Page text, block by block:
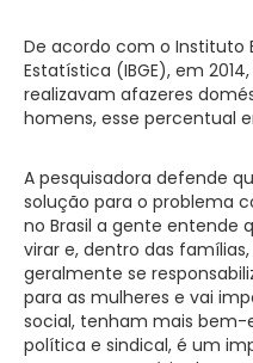
De acordo com o Instituto
Estatística (IBGE), em
realizavam afazeres
homens, esse percentual
A pesquisadora defende
solução para o problema
no Brasil a gente entende
virar e, dentro das
geralmente se
para as mulheres e vai
social, tenham mais bem-
política e sindical, é um